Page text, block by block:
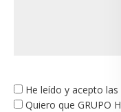
He leído y acepto las
Quiero que GRUPO